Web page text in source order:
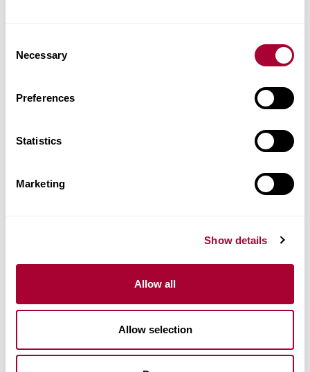
Selection
Necessary
Preferences
Statistics
Marketing
Show details
Allow all
Allow selection